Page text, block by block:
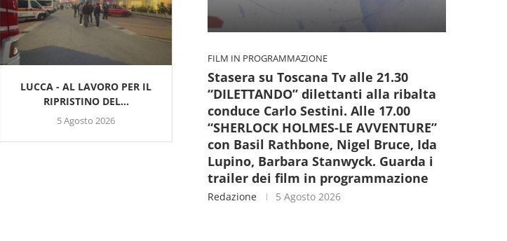
LUCCA - AL LAVORO PER IL
RIPRISTINO DEL...
5 Agosto 2026
LIVORNO - EFFETTO VENEZIA
2025, CHIUDE CON NUMERI...
5 Agosto 2026
LIVORNO - NUOVE
PER L’ABBATTIMENTO
FILM IN PROGRAMMAZIONE
Stasera su Toscana Tv alle 21.30
“DILETTANDO” dilettanti alla ribalta
conduce Carlo Sestini. Alle 17.00
“SHERLOCK HOLMES-LE AVVENTURE”
con Basil Rathbone, Nigel Bruce, Ida
Lupino, Barbara Stanwyck. Guarda i
trailer dei film in programmazione
Redazione 5 Agosto 2026